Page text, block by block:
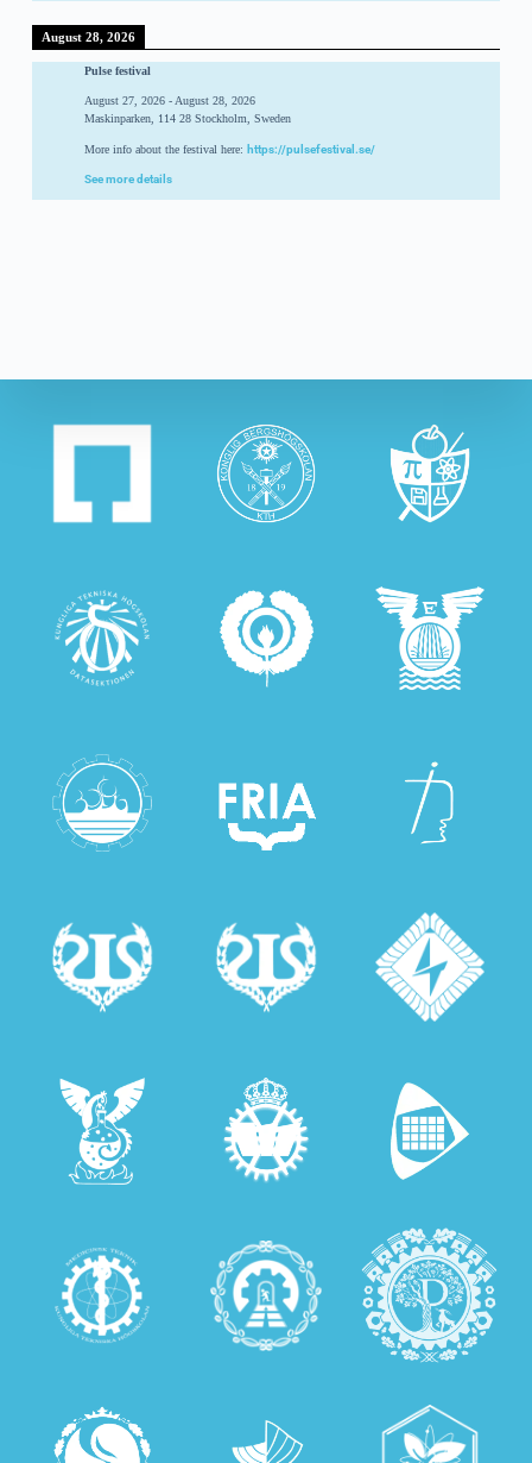
August 28, 2026
Pulse festival
August 27, 2026-August 28, 2026
Maskinparken, 114 28 Stockholm, Sweden
More info about the festival here: https://pulsefestival.se/
See more details